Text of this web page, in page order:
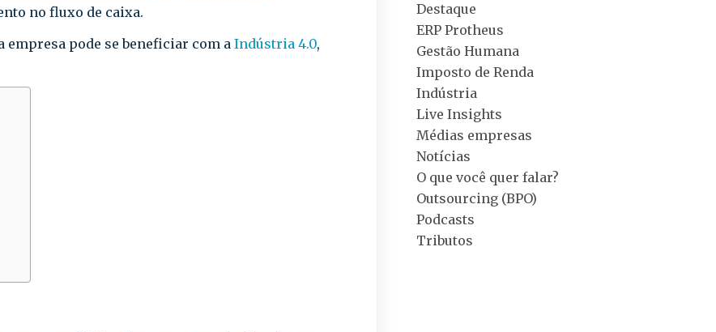
no fluxo de caixa.
empresa pode se beneficiar com a Indústria 4.0,
Destaque
ERP Protheus
Gestão Humana
Imposto de Renda
Indústria
Live Insights
Médias empresas
Notícias
O que você quer falar?
Outsourcing (BPO)
Podcasts
Tributos